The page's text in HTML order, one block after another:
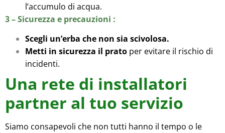
l’accumulo di acqua.
3 – Sicurezza e precauzioni :
Scegli un’erba che non sia scivolosa.
Metti in sicurezza il prato per evitare il rischio di
incidenti.
Una rete di installatori
partner al tuo servizio
Siamo consapevoli che non tutti hanno il tempo o le